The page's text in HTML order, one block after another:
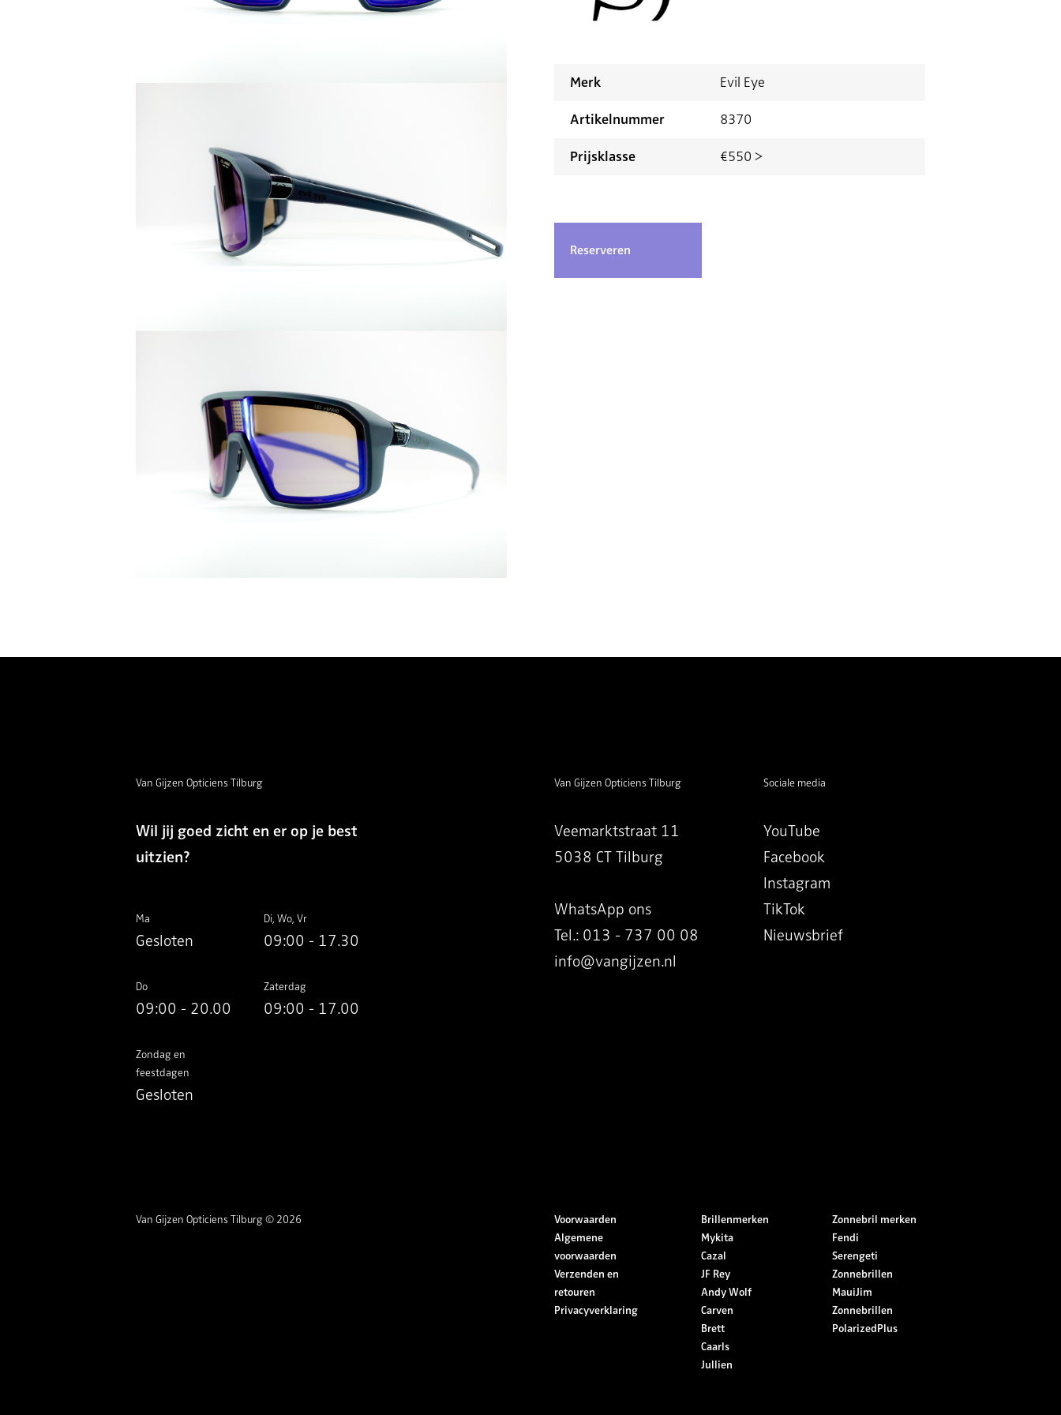
Merk Evil Eye
Artikelnummer 8370
Prijsklasse €550 >
Reserveren
Van Gijzen Opticiens Tilburg
Wil jij goed zicht en er op je best
uitzien?
Ma
Gesloten
Di, Wo, Vr
09:00 - 17.30
Do
09:00 - 20.00
Zaterdag
09:00 - 17.00
Zondag en
feestdagen
Gesloten
Van Gijzen Opticiens Tilburg
Veemarktstraat 11
5038 CT Tilburg
WhatsApp ons
Tel.: 013 - 737 00 08
info@vangijzen.nl
Sociale media
YouTube
Facebook
Instagram
TikTok
Nieuwsbrief
Voorwaarden
Algemene
voorwaarden
Verzenden en
retouren
Privacyverklaring
Brillenmerken
Mykita
Cazal
JF Rey
Andy Wolf
Carven
Brett
Caarls
Jullien
Zonnebril merken
Fendi
Serengeti
Zonnebrillen
MauiJim
Zonnebrillen
PolarizedPlus
Van Gijzen Opticiens Tilburg © 2026